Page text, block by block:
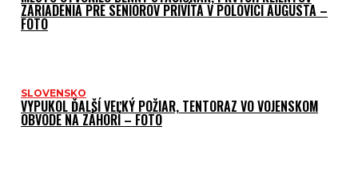
ZARIADENIA PRE SENIOROV PRIVÍTA V POLOVICI AUGUSTA –
FOTO
SLOVENSKO
VYPUKOL ĎALŠÍ VEĽKÝ POŽIAR, TENTORAZ VO VOJENSKOM
OBVODE NA ZÁHORÍ – FOTO